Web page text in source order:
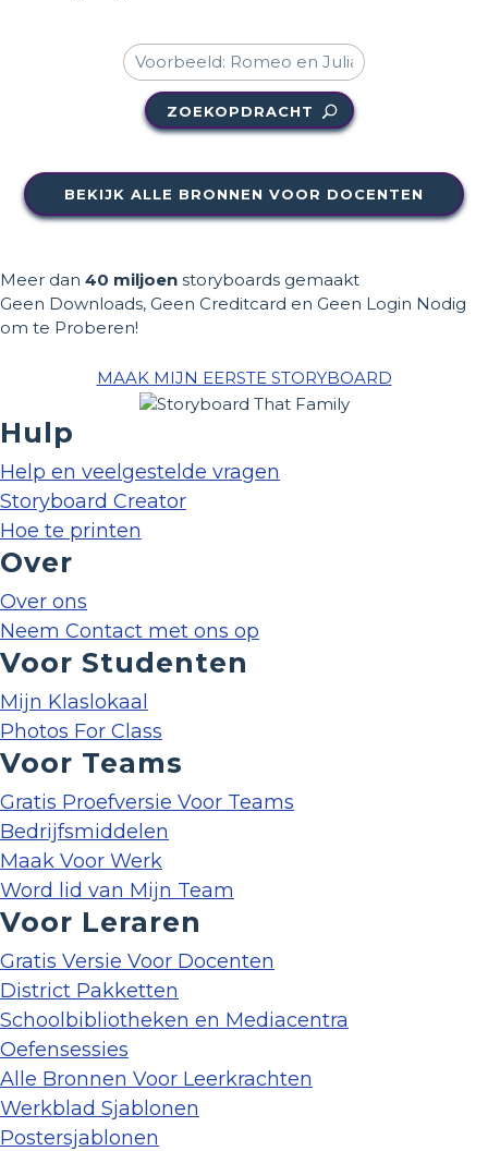
ZOEKOPDRACHT
BEKIJK ALLE BRONNEN VOOR DOCENTEN
Meer dan 40 miljoen storyboards gemaakt
Geen Downloads, Geen Creditcard en Geen Login Nodig
om te Proberen!
MAAK MIJN EERSTE STORYBOARD
Hulp
Help en veelgestelde vragen
Storyboard Creator
Hoe te printen
Over
Over ons
Neem Contact met ons op
Voor Studenten
Mijn Klaslokaal
Photos For Class
Voor Teams
Gratis Proefversie Voor Teams
Bedrijfsmiddelen
Maak Voor Werk
Word lid van Mijn Team
Voor Leraren
Gratis Versie Voor Docenten
District Pakketten
Schoolbibliotheken en Mediacentra
Oefensessies
Alle Bronnen Voor Leerkrachten
Werkblad Sjablonen
Postersjablonen